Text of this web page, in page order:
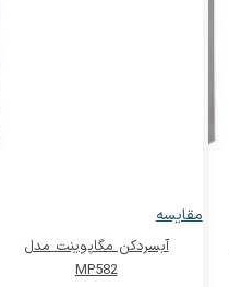
مقایسه
آبسردکن مگاپوینت مدل
MP582